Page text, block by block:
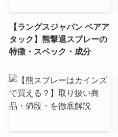
【ラングスジャパン ベアア
タック】熊撃退スプレーの
特徴・スペック・成分